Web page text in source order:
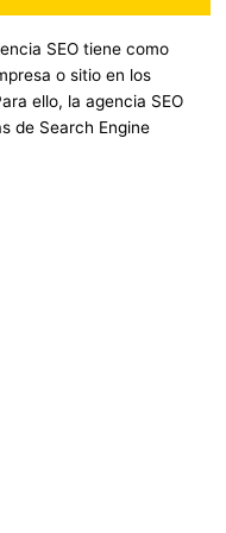
SEO tiene como
o sitio en los
ello, la agencia SEO
de Search Engine